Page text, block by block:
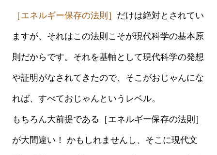
［エネルギー保存の法則］ だけは絶対とされてい
ますが、それはこの法則こそが現代科学の基本原
則だからです。それを基軸として現代科学の発想
や証明がなされてきたので、そこがおじゃんにな
れば、すべておじゃんというレベル。
もちろん大前提である［エネルギー保存の法則］
が大間違い！ かもしれませんし、そこに現代文